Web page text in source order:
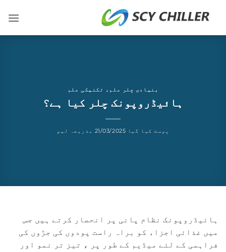
بنیادی چلر علم ، تکنیکی علم
ہائیڈروپونک چلر کیا ہے؟
پوسٹ کیا گیا 21/03/2025 بذریعہ لیو
ہائیڈروپونک نظام پانی پر انحصار کرتے ہیں جس
میں غذائی اجزاء کو براہ راست پودوں کی جڑوں کی
فراہمی کے لئے میڈیم کے طور پر ، تیز تر نمو اور